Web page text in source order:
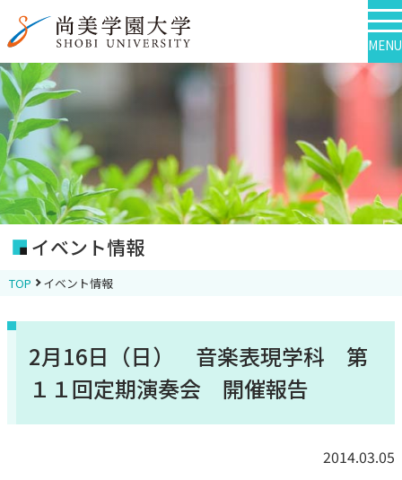
MENU
イベント情報
TOP イベント情報
2月16日（日） 音楽表現学科 第
１１回定期演奏会 開催報告
2014.03.05